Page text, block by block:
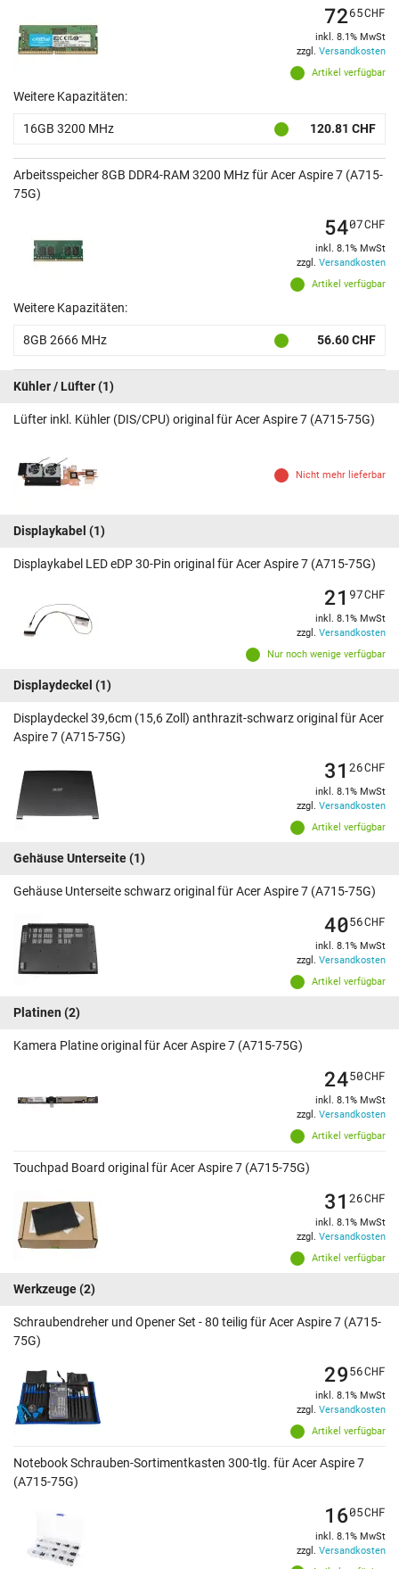
Artikel verfügbar
7265CHF
inkl. 8.1% MwSt
zzgl. Versandkosten
Weitere Kapazitäten:
16GB 3200 MHz 120.81 CHF
Arbeitsspeicher 8GB DDR4-RAM 3200 MHz für Acer Aspire 7 (A715-
75G)
Artikel verfügbar
5407CHF
inkl. 8.1% MwSt
zzgl. Versandkosten
Weitere Kapazitäten:
8GB 2666 MHz 56.60 CHF
Kühler / Lüfter(1)
Lüfter inkl. Kühler (DIS/CPU) original für Acer Aspire 7 (A715-75G)
Nicht mehr lieferbar
Displaykabel (1)
Displaykabel LED eDP 30-Pin original für Acer Aspire 7 (A715-75G)
Nur noch wenige verfügbar
21 97CHF
inkl. 8.1% MwSt
zzgl. Versandkosten
Displaydeckel (1)
Displaydeckel 39,6cm (15,6 Zoll) anthrazit-schwarz original für Acer
Aspire 7 (A715-75G)
Artikel verfügbar
31 26CHF
inkl. 8.1% MwSt
zzgl. Versandkosten
Gehäuse Unterseite(1)
Gehäuse Unterseite schwarz original für Acer Aspire 7 (A715-75G)
Artikel verfügbar
4056CHF
inkl. 8.1% MwSt
zzgl. Versandkosten
Platinen (2)
Kamera Platine original für Acer Aspire 7 (A715-75G)
Artikel verfügbar
2450CHF
inkl. 8.1% MwSt
zzgl. Versandkosten
Touchpad Board original für Acer Aspire 7 (A715-75G)
Artikel verfügbar
31 26CHF
inkl. 8.1% MwSt
zzgl. Versandkosten
Werkzeuge(2)
Schraubendreher und Opener Set - 80 teilig für Acer Aspire 7 (A715-
75G)
Artikel verfügbar
2956CHF
inkl. 8.1% MwSt
zzgl. Versandkosten
Notebook Schrauben-Sortimentkasten 300-tlg. für Acer Aspire 7
(A715-75G)
1605CHF
inkl. 8.1% MwSt
zzgl. Versandkosten